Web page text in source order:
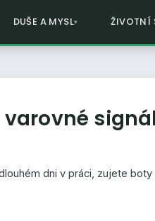
DUŠE A MYSL ŽIVOTNÍ
dni v práci, zujete